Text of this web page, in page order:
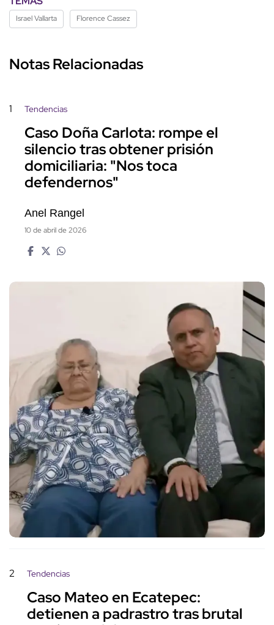
Israel Vallarta Florence Cassez
Notas Relacionadas
1 Tendencias
Caso Doña Carlota: rompe el
silencio tras obtener prisión
domiciliaria: "Nos toca
defendernos"
Anel Rangel
10 de abril de 2026
2 Tendencias
Caso Mateo en Ecatepec:
detienen a padrastro tras brutal